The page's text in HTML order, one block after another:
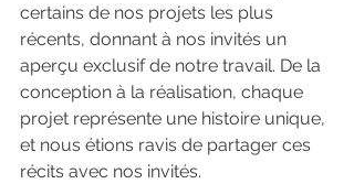
certains de nos projets les plus
récents, donnant à nos invités un
aperçu exclusif de notre travail. De la
conception à la réalisation, chaque
projet représente une histoire unique,
et nous étions ravis de partager ces
récits avec nos invités.